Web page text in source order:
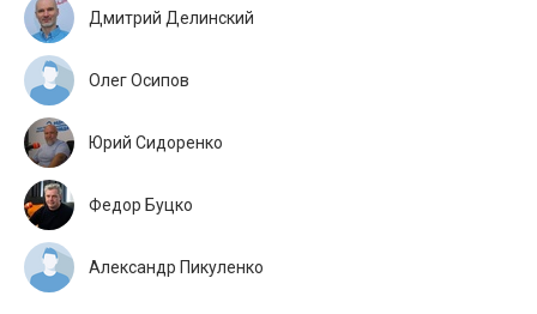
Дмитрий Делинский
Олег Осипов
Юрий Сидоренко
Федор Буцко
Александр Пикуленко